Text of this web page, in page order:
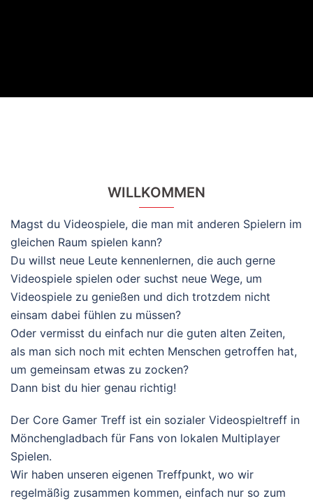
WILLKOMMEN
Magst du Videospiele, die man mit anderen Spielern im
gleichen Raum spielen kann?
Du willst neue Leute kennenlernen, die auch gerne
Videospiele spielen oder suchst neue Wege, um
Videospiele zu genießen und dich trotzdem nicht
einsam dabei fühlen zu müssen?
Oder vermisst du einfach nur die guten alten Zeiten,
als man sich noch mit echten Menschen getroffen hat,
um gemeinsam etwas zu zocken?
Dann bist du hier genau richtig!
Der Core Gamer Treff ist ein sozialer Videospieltreff in
Mönchengladbach für Fans von lokalen Multiplayer
Spielen.
Wir haben unseren eigenen Treffpunkt, wo wir
regelmäßig zusammen kommen, einfach nur so zum